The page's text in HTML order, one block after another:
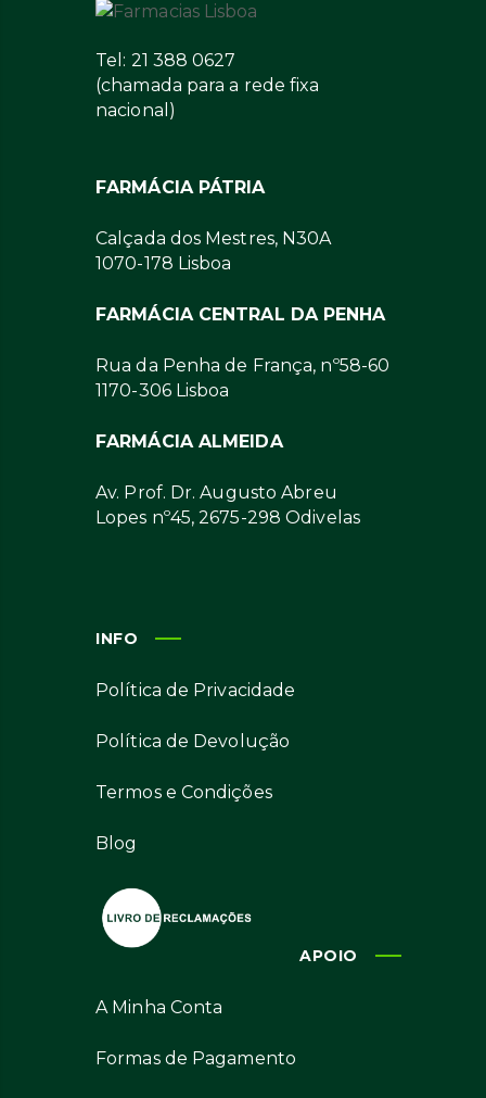
Tel: 21 388 0627
(chamada para a rede fixa
nacional)
FARMÁCIA PÁTRIA
Calçada dos Mestres, N30A
1070-178 Lisboa
FARMÁCIA CENTRAL DA PENHA
Rua da Penha de França, nº58-60
1170-306 Lisboa
FARMÁCIA ALMEIDA
Av. Prof. Dr. Augusto Abreu
Lopes nº45, 2675-298 Odivelas
INFO
Política de Privacidade
Política de Devolução
Termos e Condições
Blog
APOIO
A Minha Conta
Formas de Pagamento